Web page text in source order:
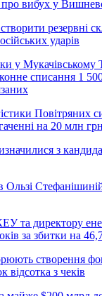
про вибух у
резервні
ударів
у
списання 1
Повітряних
на 20 млн грн
з
та директору
за збитки на
створення
відсотка з чеків